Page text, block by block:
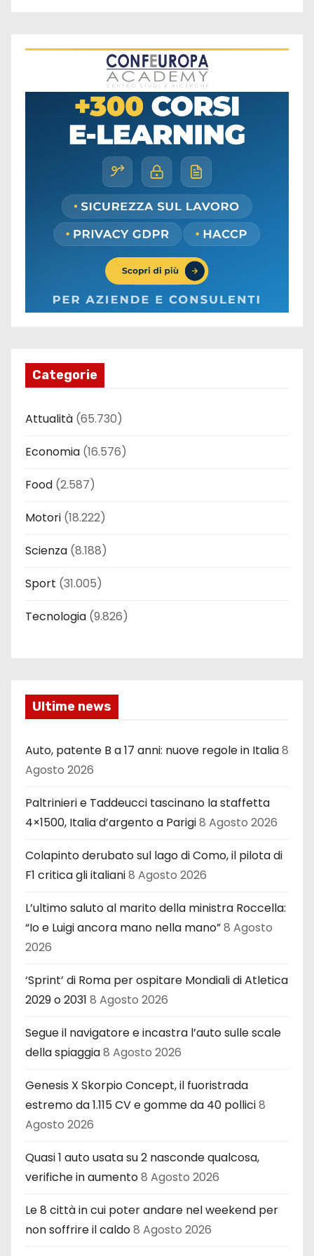
Categorie
Attualità (65.730)
Economia (16.576)
Food (2.587)
Motori (18.222)
Scienza (8.188)
Sport (31.005)
Tecnologia (9.826)
Ultime news
Auto, patente B a 17 anni: nuove regole in Italia8
Agosto 2026
Paltrinieri e Taddeucci tascinano la staffetta
4×1500, Italia d’argento a Parigi8 Agosto 2026
Colapinto derubato sul lago di Como, il pilota di
F1 critica gli italiani8 Agosto 2026
L’ultimo saluto al marito della ministra Roccella:
“Io e Luigi ancora mano nella mano”8 Agosto
2026
‘Sprint’ di Roma per ospitare Mondiali di Atletica
2029 o 2031 8 Agosto 2026
Segue il navigatore e incastra l’auto sulle scale
della spiaggia8 Agosto 2026
Genesis X Skorpio Concept, il fuoristrada
estremo da 1.115 CV e gomme da 40 pollici8
Agosto 2026
Quasi 1 auto usata su 2 nasconde qualcosa,
verifiche in aumento8 Agosto 2026
Le 8 città in cui poter andare nel weekend per
non soffrire il caldo8 Agosto 2026